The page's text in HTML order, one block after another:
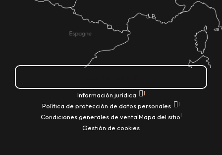
Información jurídica |
Política de protección de datos personales |
Condiciones generales de venta|Mapa del sitio|
Gestión de cookies